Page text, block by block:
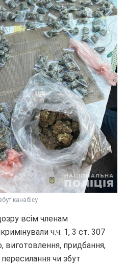
канабісу
всім членам
ч.ч. 1, 3 ст. 307
виготовлення, придбання,
чи збут